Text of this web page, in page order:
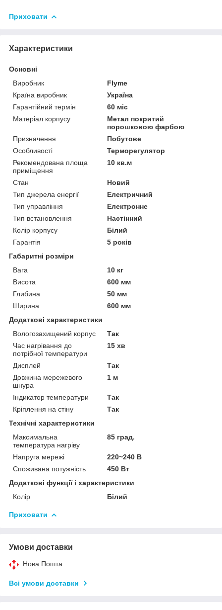
Приховати
Характеристики
Основні
Виробник
Flyme
Країна виробник
Україна
Гарантійний термін
60 міс
Матеріал корпусу
Метал покритий
порошковою фарбою
Призначення
Побутове
Особливості
Терморегулятор
Рекомендована площа
приміщення
10 кв.м
Стан
Новий
Тип джерела енергії
Електричний
Тип управління
Електронне
Тип встановлення
Настінний
Колір корпусу
Білий
Гарантія
5 років
Габаритні розміри
Вага
10 кг
Висота
600 мм
Глибина
50 мм
Ширина
600 мм
Додаткові характеристики
Вологозахищений корпус
Так
Час нагрівання до
потрібної температури
15 хв
Дисплей
Так
Довжина мережевого
шнура
1 м
Індикатор температури
Так
Кріплення на стіну
Так
Технічні характеристики
Максимальна
температура нагріву
85 град.
Напруга мережі
220~240 В
Споживана потужність
450 Вт
Додаткові функції і характеристики
Колір
Білий
Приховати
Умови доставки
Нова Пошта
Всі умови доставки